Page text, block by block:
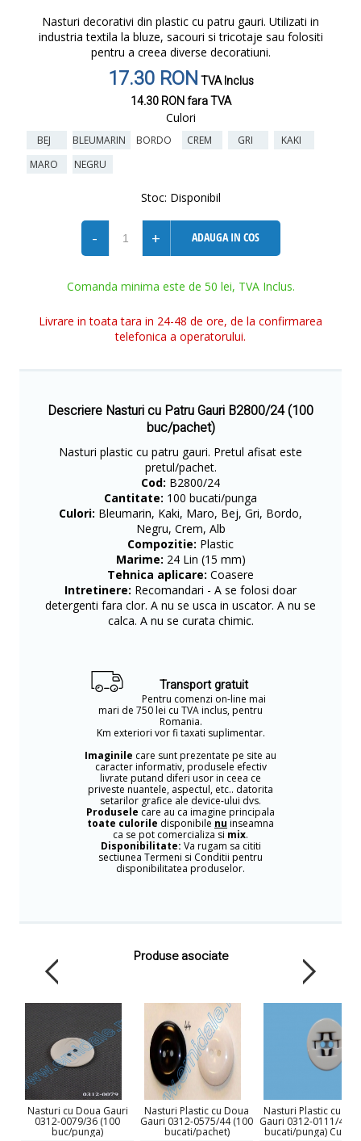
Nasturi decorativi din plastic cu patru gauri. Utilizati in
industria textila la bluze, sacouri si tricotaje sau folositi
pentru a creea diverse decoratiuni.
17.30 RONTVA Inclus
14.30 RONfara TVA
Culori
BEJ BLEUMARIN BORDO CREM GRI
KAKI
MARO
NEGRU
Stoc: Disponibil
- + ADAUGA IN COS
Comanda minima este de 50 lei, TVA Inclus.
Livrare in toata tara in 24-48 de ore, de la confirmarea
telefonica a operatorului.
Descriere Nasturi cu Patru Gauri B2800/24 (100
buc/pachet)
​Nasturi plastic cu patru gauri. Pretul afisat este
pretul/pachet.
Cod: B2800/24
Cantitate: 100 bucati/punga
Culori: Bleumarin, Kaki, Maro, Bej, Gri, Bordo,
Negru, Crem, Alb
Compozitie: Plastic
Marime: 24 Lin (15 mm)
Tehnica aplicare: Coasere
Intretinere: Recomandari - A se folosi doar
detergenti fara clor. A nu se usca in uscator. A nu se
calca. A nu se curata chimic.
Transport gratuit
Pentru comenzi on-line mai
mari de 750 lei cu TVA inclus, pentru
Romania.
Km exteriori vor fi taxati suplimentar.
Imaginile care sunt prezentate pe site au
caracter informativ, produsele efectiv
livrate putand diferi usor in ceea ce
priveste nuantele, aspectul, etc.. datorita
setarilor grafice ale device-ului dvs.
Produsele care au ca imagine principala
toate culorile disponibile nu inseamna
ca se pot comercializa si mix.
Disponibilitate: Va rugam sa cititi
sectiunea Termeni si Conditii pentru
disponibilitatea produselor.
Produse asociate
Nasturi cu Doua Gauri
0312-0079/36 (100
buc/punga)
Nasturi Plastic cu Doua
Gauri 0312-0575/44 (100
bucati/pachet)
Nasturi Plastic cu
Gauri 0312-0111/48
bucati/punga)